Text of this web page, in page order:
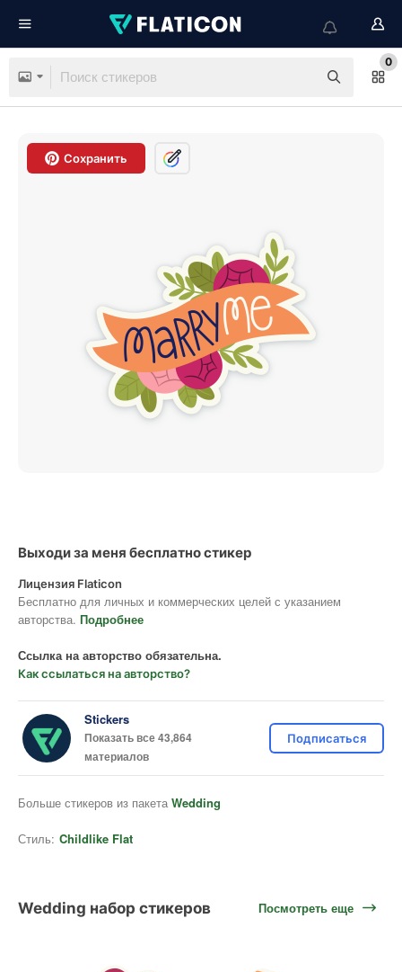
0
Сохранить
Выходи за меня бесплатно стикер
Лицензия Flaticon
Бесплатно для личных и коммерческих целей с указанием
авторства. Подробнее
Ссылка на авторство обязательна.
Как ссылаться на авторство?
Stickers
Показать все 43,864
материалов
Подписаться
Больше стикеров из пакета Wedding
Стиль: Childlike Flat
Wedding набор стикеров Посмотреть еще